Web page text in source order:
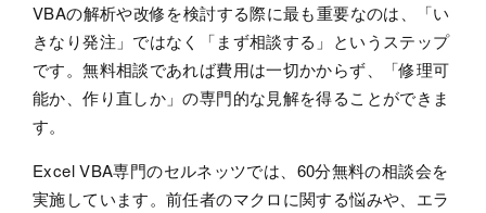
VBAの解析や改修を検討する際に最も重要なのは、「い
きなり発注」ではなく「まず相談する」というステップ
です。無料相談であれば費用は一切かからず、「修理可
能か、作り直しか」の専門的な見解を得ることができま
す。
Excel VBA専門のセルネッツでは、60分無料の相談会を
実施しています。前任者のマクロに関する悩みや、エラ